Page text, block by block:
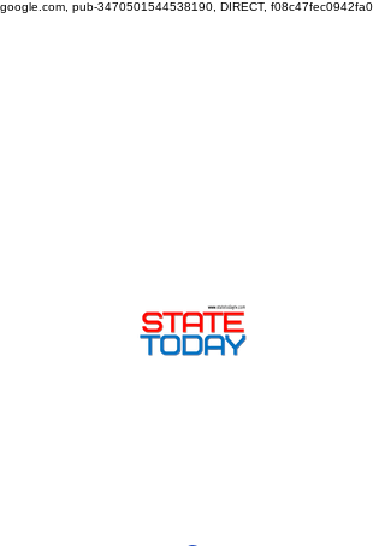
google.com, pub-3470501544538190, DIRECT, f08c47fec0942fa0